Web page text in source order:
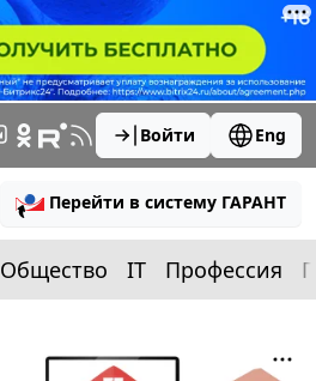
Войти Eng
Перейти в систему ГАРАНТ
Общество IT Профессия